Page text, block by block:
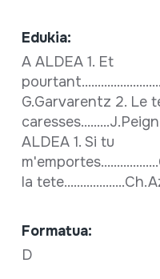
Edukia:
A ALDEA 1. Et
G.Garvarentz 2. Le
ALDEA 1. Si tu
la
Formatua:
D